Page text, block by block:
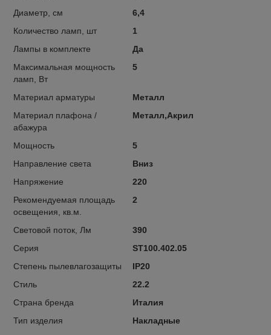
Диаметр, см
6,4
Количество ламп, шт
1
Лампы в комплекте
Да
Максимальная мощность
ламп, Вт
5
Материал арматуры
Металл
Материал плафона /
абажура
Металл,Акрил
Мощность
5
Направление света
Вниз
Напряжение
220
Рекомендуемая площадь
освещения, кв.м.
2
Световой поток, Лм
390
Серия
ST100.402.05
Степень пылевлагозащиты
IP20
Стиль
22.2
Страна бренда
Италия
Тип изделия
Накладные